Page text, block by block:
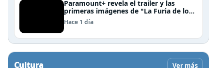
Paramount+ revela el trailer y las
primeras imágenes de "La Furia de los
Thundermans"
Hace 1 día
Cultura Ver más